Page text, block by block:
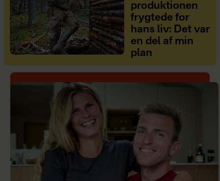
produktionen
frygtede for
hans liv: Det var
en del af min
plan